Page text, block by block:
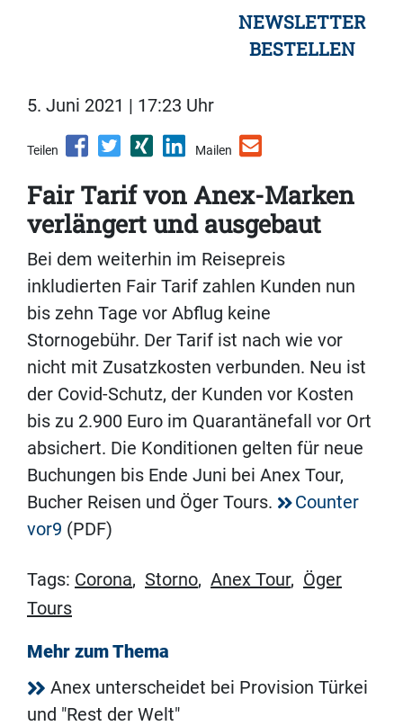
NEWSLETTER
BESTELLEN
5. Juni 2021 | 17:23 Uhr
Teilen Mailen
Fair Tarif von Anex-Marken
verlängert und ausgebaut
Bei dem weiterhin im Reisepreis
inkludierten Fair Tarif zahlen Kunden nun
bis zehn Tage vor Abflug keine
Stornogebühr. Der Tarif ist nach wie vor
nicht mit Zusatzkosten verbunden. Neu ist
der Covid-Schutz, der Kunden vor Kosten
bis zu 2.900 Euro im Quarantänefall vor Ort
absichert. Die Konditionen gelten für neue
Buchungen bis Ende Juni bei Anex Tour,
Bucher Reisen und Öger Tours.
Counter
vor9 (PDF)
Tags: Corona, Storno, Anex Tour, Öger
Tours
Mehr zum Thema
Anex unterscheidet bei Provision Türkei
und "Rest der Welt"